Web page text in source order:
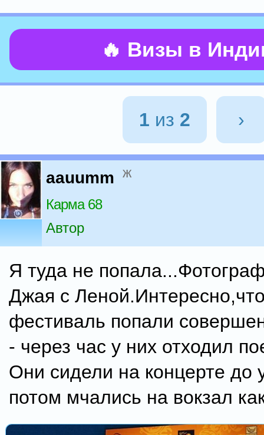
🔥 Визы в
1 из 2 ›
aauumm ж
Карма 68
Автор
Я туда не
Джая с
фестиваль попали
- через час у них отходил
Они сидели на концерте до
потом мчались на вокзал